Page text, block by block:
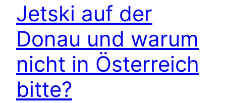
Jetski auf der
Donau und warum
nicht in Österreich
bitte?